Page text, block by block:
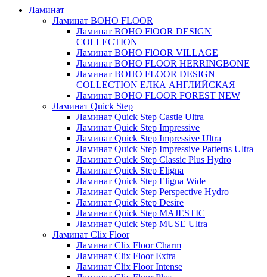
Ламинат
Ламинат BOHO FLOOR
Ламинат BOHO FlOOR DESIGN
COLLECTION
Ламинат BOHO FlOOR VILLAGE
Ламинат BOHO FLOOR HERRINGBONE
Ламинат BOHO FLOOR DESIGN
COLLECTION ЕЛКА АНГЛИЙСКАЯ
Ламинат BOHO FLOOR FOREST NEW
Ламинат Quick Step
Ламинат Quick Step Castle Ultra
Ламинат Quick Step Impressive
Ламинат Quick Step Impressive Ultra
Ламинат Quick Step Impressive Patterns Ultra
Ламинат Quick Step Classic Plus Hydro
Ламинат Quick Step Eligna
Ламинат Quick Step Eligna Wide
Ламинат Quick Step Perspective Hydro
Ламинат Quick Step Desire
Ламинат Quick Step MAJESTIC
Ламинат Quick Step MUSE Ultra
Ламинат Clix Floor
Ламинат Clix Floor Charm
Ламинат Clix Floor Extra
Ламинат Clix Floor Intense